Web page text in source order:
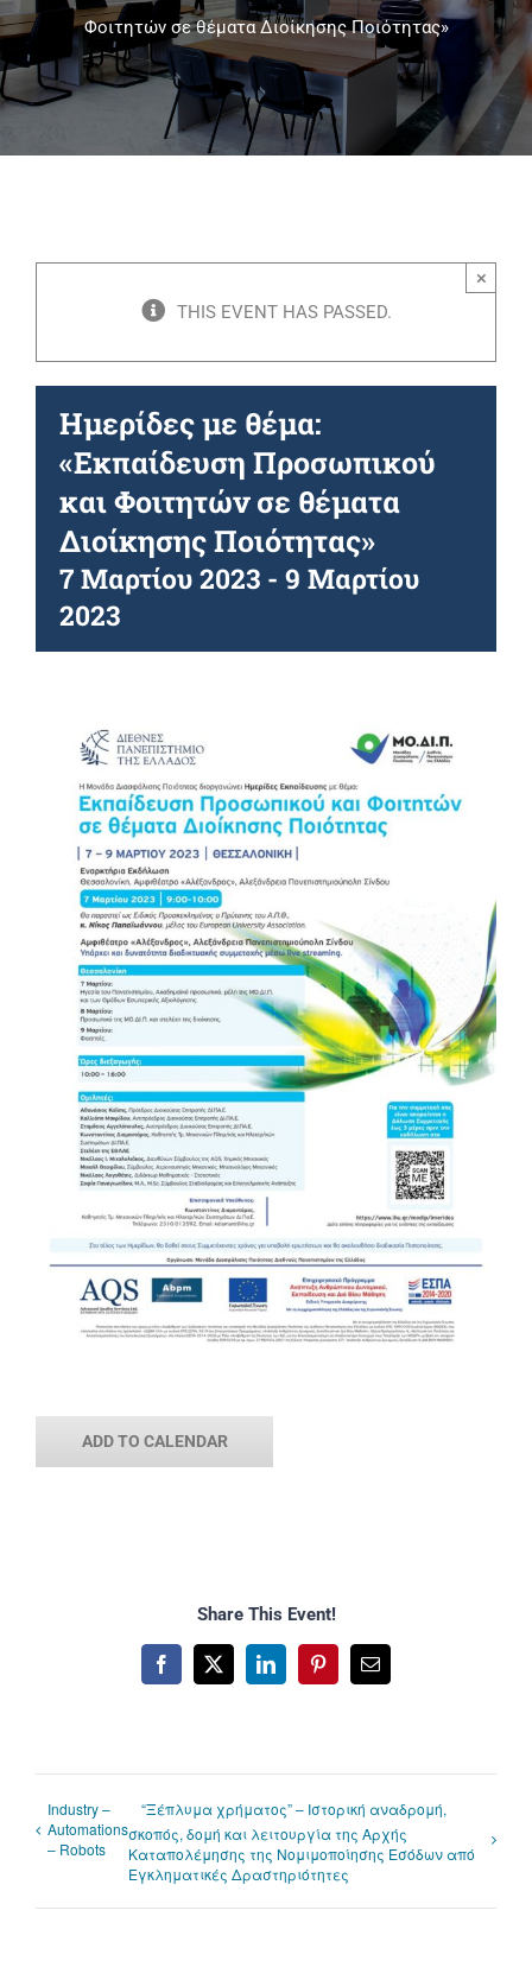
Πανεπιστημιακές Μονάδες
Φοιτητών σε θέματα Διοίκησης Ποιότητας»
THIS EVENT HAS PASSED.
×
Ημερίδες με θέμα:
«Εκπαίδευση Προσωπικού
και Φοιτητών σε θέματα
Διοίκησης Ποιότητας»
7 Μαρτίου 2023 - 9 Μαρτίου
2023
ADD TO CALENDAR
Share This Event!
Facebook
X LinkedInPinterestEmail
Industry –
Automations
– Robots
“Ξέπλυμα χρήματος” – Ιστορική αναδρομή,
σκοπός, δομή και λειτουργία της Αρχής
Καταπολέμησης της Νομιμοποίησης Εσόδων από
Εγκληματικές Δραστηριότητες